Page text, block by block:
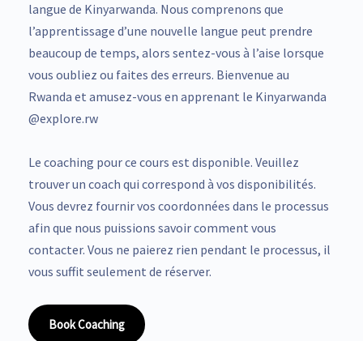
langue de Kinyarwanda. Nous comprenons que
l’apprentissage d’une nouvelle langue peut prendre
beaucoup de temps, alors sentez-vous à l’aise lorsque
vous oubliez ou faites des erreurs. Bienvenue au
Rwanda et amusez-vous en apprenant le Kinyarwanda
@explore.rw
Le coaching pour ce cours est disponible. Veuillez
trouver un coach qui correspond à vos disponibilités.
Vous devrez fournir vos coordonnées dans le processus
afin que nous puissions savoir comment vous
contacter. Vous ne paierez rien pendant le processus, il
vous suffit seulement de réserver.
Book Coaching